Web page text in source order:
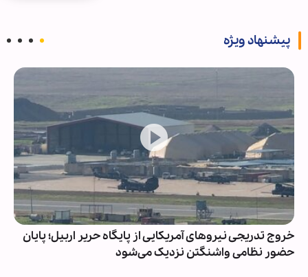
پیشنهاد ویژه
خروج تدریجی نیروهای آمریکایی از پایگاه حریر اربیل؛ پایان
حضور نظامی واشنگتن نزدیک می‌شود